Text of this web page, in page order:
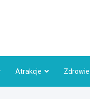
Atrakcje Zdrowie